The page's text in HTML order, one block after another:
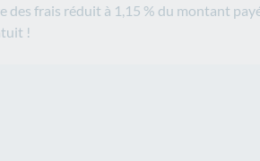
des frais réduit à 1,15 % du montant
!